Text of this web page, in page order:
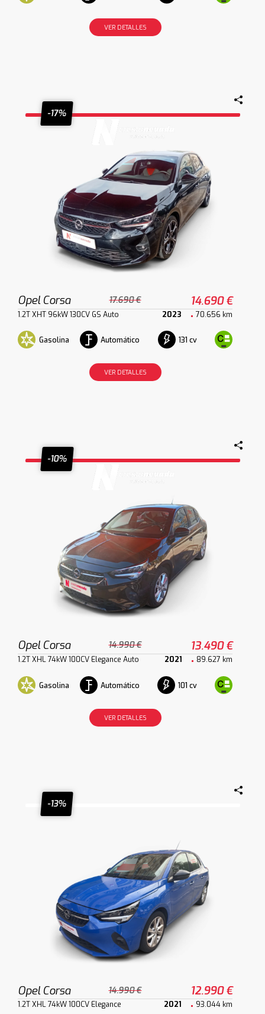
VER DETALLES
-17%
Opel Corsa 17.690 € 14.690 €
1.2T XHT 96kW 130CV GS Auto 2023 70.656 km
Gasolina Automático 131 cv
VER DETALLES
-10%
Opel Corsa 14.990 € 13.490 €
1.2T XHL 74kW 100CV Elegance Auto 2021 89.627 km
Gasolina Automático 101 cv
VER DETALLES
-13%
Opel Corsa 14.990 € 12.990 €
1.2T XHL 74kW 100CV Elegance 2021 93.044 km